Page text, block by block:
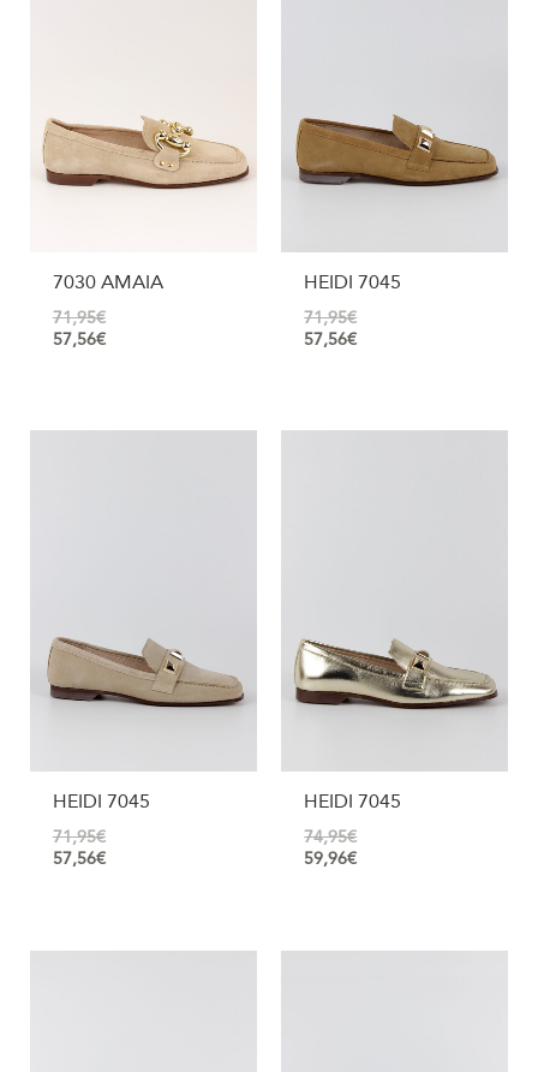
7030 AMAIA
71,95€
57,56€
HEIDI 7045
71,95€
57,56€
HEIDI 7045
71,95€
57,56€
HEIDI 7045
74,95€
59,96€